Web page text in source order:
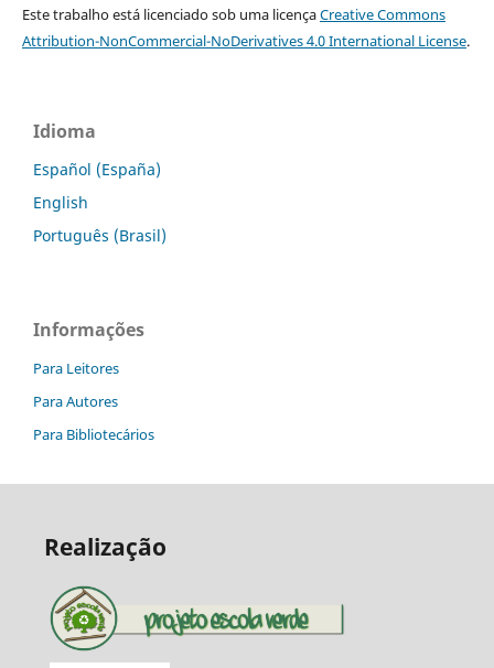
Este trabalho está licenciado sob uma licençaCreative Commons
Attribution-NonCommercial-NoDerivatives 4.0 International License.
Idioma
Español (España)
English
Português (Brasil)
Informações
Para Leitores
Para Autores
Para Bibliotecários
Realização